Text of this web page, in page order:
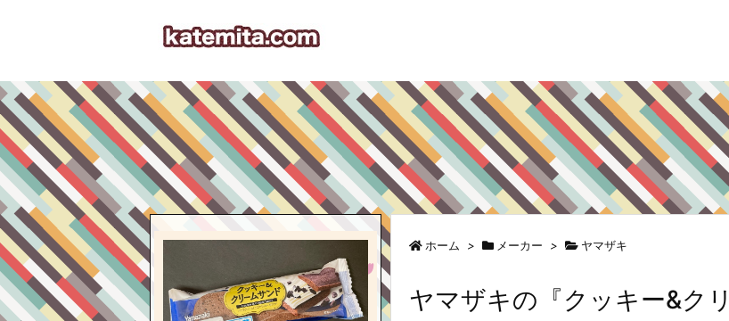
ホーム > メーカー > ヤマザキ
ヤマザキの『クッキー&ク